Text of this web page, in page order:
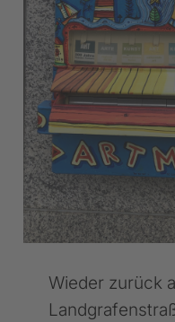
Wieder zurück